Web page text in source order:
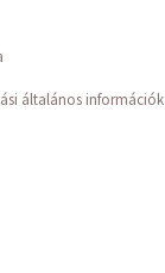
általános információk